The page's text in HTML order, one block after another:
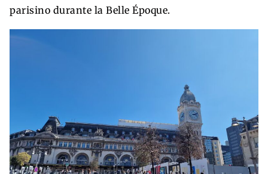
parisino durante la Belle Époque.